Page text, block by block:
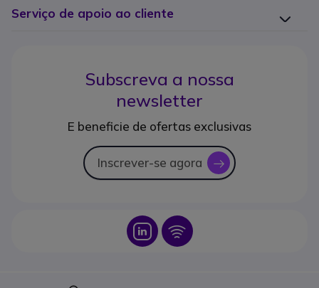
Serviço de apoio ao cliente
Subscreva a nossa
newsletter
E beneficie de ofertas exclusivas
Inscrever-se agora icon
Icon Icon